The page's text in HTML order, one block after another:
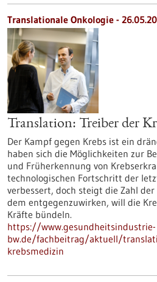
Translationale Onkologie -
Translation: Treiber der
Der Kampf gegen Krebs ist ein
haben sich die Möglichkeiten zur
und Früherkennung von
technologischen Fortschritt der
verbessert, doch steigt die Zahl
dem entgegenzuwirken, will die
Kräfte bündeln.
https://www.gesundheitsindustrie-
bw.de/fachbeitrag/aktuell/
krebsmedizin